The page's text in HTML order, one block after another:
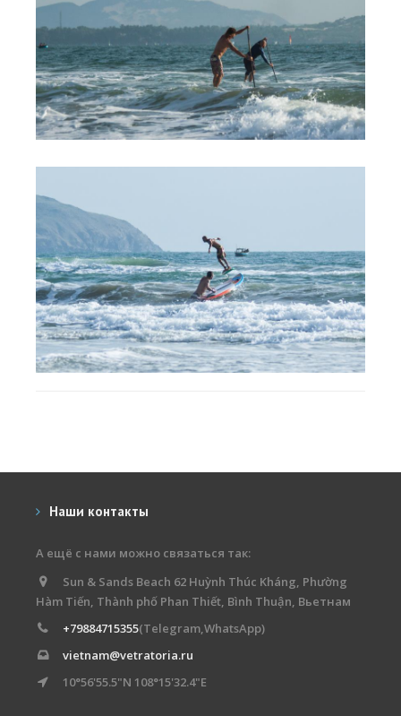
Наши контакты
А ещё с нами можно связаться так:
Sun & Sands Beach 62 Huỳnh Thúc Kháng, Phường
Hàm Tiến, Thành phố Phan Thiết, Bình Thuận, Вьетнам
+79884715355(Telegram,WhatsApp)
vietnam@vetratoria.ru
10°56'55.5"N 108°15'32.4"E